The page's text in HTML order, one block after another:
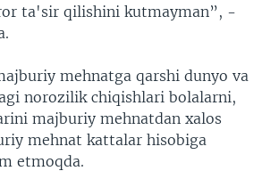
ta'sir qilishini kutmayman”, -
mehnatga qarshi dunyo va
norozilik chiqishlari bolalarni,
majburiy mehnatdan xalos
mehnat kattalar hisobiga
etmoqda.